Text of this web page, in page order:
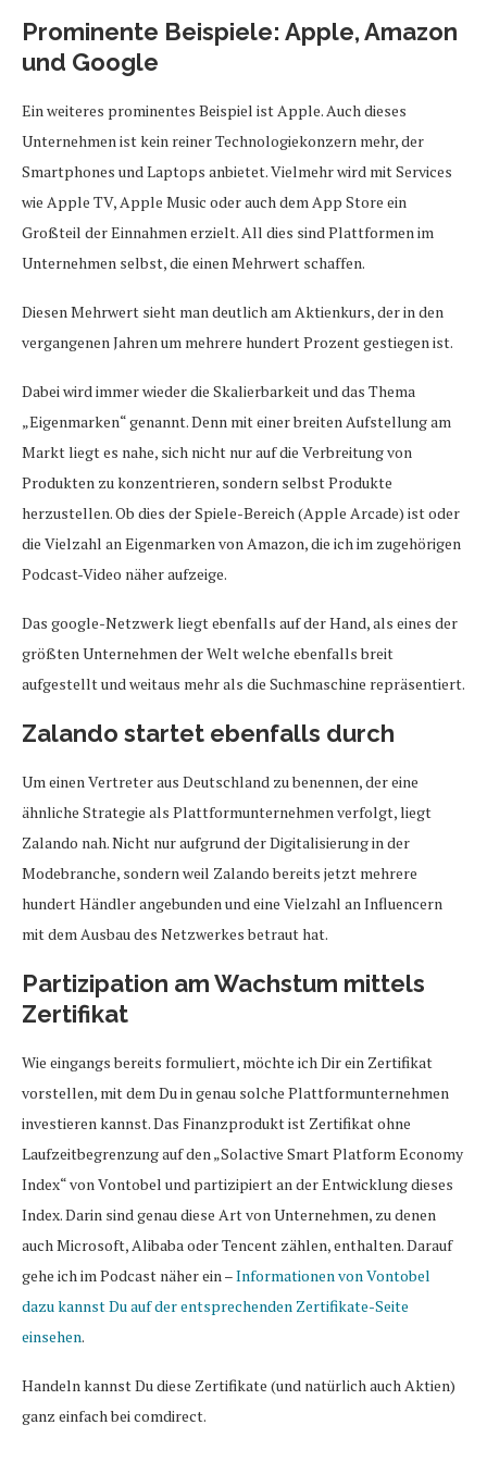
Prominente Beispiele: Apple, Amazon
und Google
Ein weiteres prominentes Beispiel ist Apple. Auch dieses
Unternehmen ist kein reiner Technologiekonzern mehr, der
Smartphones und Laptops anbietet. Vielmehr wird mit Services
wie Apple TV, Apple Music oder auch dem App Store ein
Großteil der Einnahmen erzielt. All dies sind Plattformen im
Unternehmen selbst, die einen Mehrwert schaffen.
Diesen Mehrwert sieht man deutlich am Aktienkurs, der in den
vergangenen Jahren um mehrere hundert Prozent gestiegen ist.
Dabei wird immer wieder die Skalierbarkeit und das Thema
„Eigenmarken“ genannt. Denn mit einer breiten Aufstellung am
Markt liegt es nahe, sich nicht nur auf die Verbreitung von
Produkten zu konzentrieren, sondern selbst Produkte
herzustellen. Ob dies der Spiele-Bereich (Apple Arcade) ist oder
die Vielzahl an Eigenmarken von Amazon, die ich im zugehörigen
Podcast-Video näher aufzeige.
Das google-Netzwerk liegt ebenfalls auf der Hand, als eines der
größten Unternehmen der Welt welche ebenfalls breit
aufgestellt und weitaus mehr als die Suchmaschine repräsentiert.
Zalando startet ebenfalls durch
Um einen Vertreter aus Deutschland zu benennen, der eine
ähnliche Strategie als Plattformunternehmen verfolgt, liegt
Zalando nah. Nicht nur aufgrund der Digitalisierung in der
Modebranche, sondern weil Zalando bereits jetzt mehrere
hundert Händler angebunden und eine Vielzahl an Influencern
mit dem Ausbau des Netzwerkes betraut hat.
Partizipation am Wachstum mittels
Zertifikat
Wie eingangs bereits formuliert, möchte ich Dir ein Zertifikat
vorstellen, mit dem Du in genau solche Plattformunternehmen
investieren kannst. Das Finanzprodukt ist Zertifikat ohne
Laufzeitbegrenzung auf den „Solactive Smart Platform Economy
Index“ von Vontobel und partizipiert an der Entwicklung dieses
Index. Darin sind genau diese Art von Unternehmen, zu denen
auch Microsoft, Alibaba oder Tencent zählen, enthalten. Darauf
gehe ich im Podcast näher ein –Informationen von Vontobel
dazu kannst Du auf der entsprechenden Zertifikate-Seite
einsehen.
Handeln kannst Du diese Zertifikate (und natürlich auch Aktien)
ganz einfach bei comdirect.